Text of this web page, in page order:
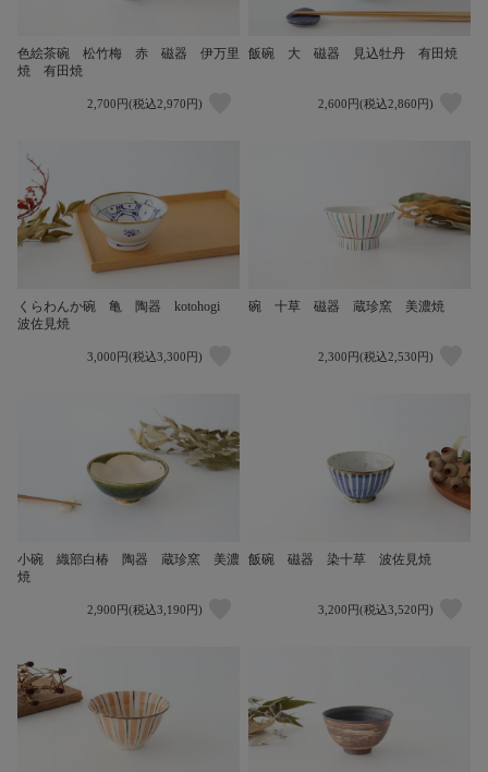
色絵茶碗 松竹梅 赤 磁器 伊万里
焼 有田焼
2,700円(税込2,970円)
飯碗 大 磁器 見込牡丹 有田焼
2,600円(税込2,860円)
くらわんか碗 亀 陶器 kotohogi
波佐見焼
3,000円(税込3,300円)
碗 十草 磁器 蔵珍窯 美濃焼
2,300円(税込2,530円)
小碗 織部白椿 陶器 蔵珍窯 美濃
焼
2,900円(税込3,190円)
飯碗 磁器 染十草 波佐見焼
3,200円(税込3,520円)